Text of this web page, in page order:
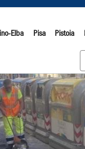
Elba Pisa Pistoia